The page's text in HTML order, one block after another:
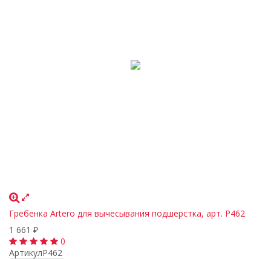
Гребенка Artero для вычесывания подшерстка, арт. P462
1 661 ₽
0
АртикулP462